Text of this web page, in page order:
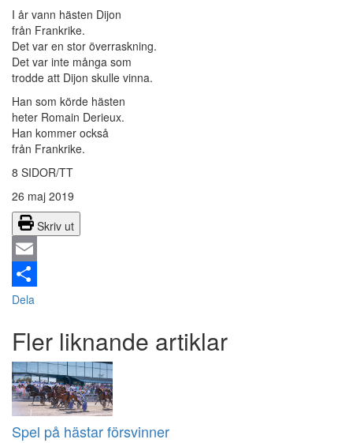
I år vann hästen Dijon
från Frankrike.
Det var en stor överraskning.
Det var inte många som
trodde att Dijon skulle vinna.
Han som körde hästen
heter Romain Derieux.
Han kommer också
från Frankrike.
8 SIDOR/TT
26 maj 2019
Skriv ut
Email
Dela
Fler liknande artiklar
Spel på hästar försvinner